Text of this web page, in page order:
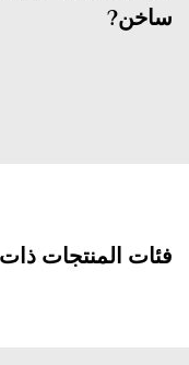
ساخن?
فئات المنتجات